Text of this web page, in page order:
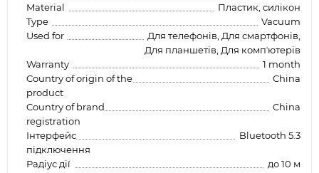
Material
Пластик, силікон
Type
Vacuum
Used for
Для телефонів, Для смартфонів,
Для планшетів, Для компʼютерів
Warranty
1 month
Country of origin of the
product
China
Country of brand
registration
China
Інтерфейс
підключення
Bluetooth 5.3
Радіус дії
до 10 м